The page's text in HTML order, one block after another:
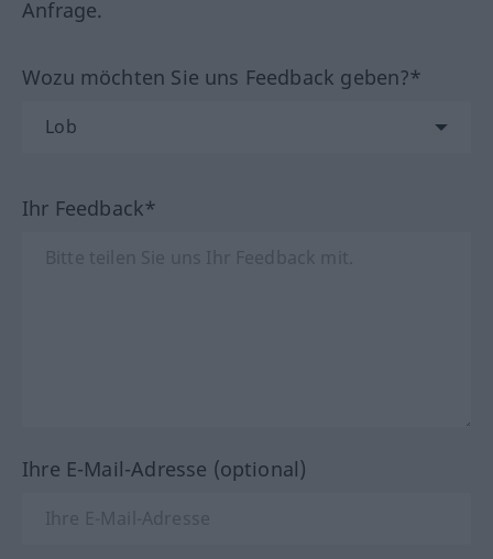
Anfrage.
Wozu möchten Sie uns Feedback geben?*
Ihr Feedback*
Ihre E-Mail-Adresse (optional)